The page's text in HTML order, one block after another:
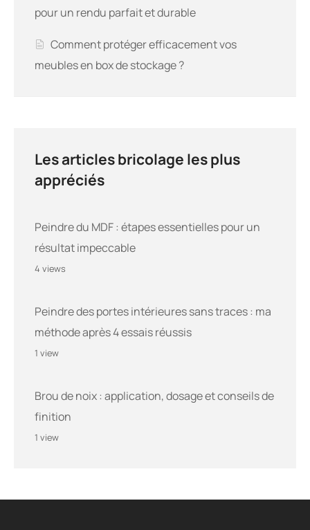
pour un rendu parfait et durable
Comment protéger efficacement vos
meubles en box de stockage ?
Les articles bricolage les plus
appréciés
Peindre du MDF : étapes essentielles pour un
résultat impeccable
4 views
Peindre des portes intérieures sans traces : ma
méthode après 4 essais réussis
1 view
Brou de noix : application, dosage et conseils de
finition
1 view